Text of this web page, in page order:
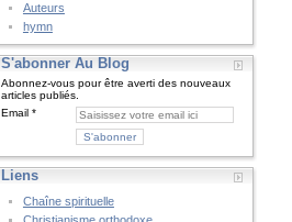
Auteurs
hymn
S'abonner Au Blog
Abonnez-vous pour être averti des nouveaux
articles publiés.
Email
Liens
Chaîne spirituelle